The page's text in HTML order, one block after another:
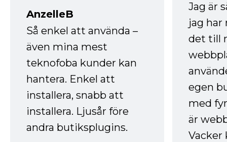
AnzelleB
Så enkel att använda –
även mina mest
teknofoba kunder kan
hantera. Enkel att
installera, snabb att
installera. Ljusår före
andra butiksplugins.
Jag är
jag
det till
egen
med
är
Vacker